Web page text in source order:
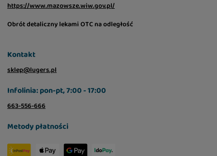
https://www.mazowsze.wiw.gov.pl/
Obrót detaliczny lekami OTC na odległość
Kontakt
sklep@lugers.pl
Infolinia: pon-pt, 7:00 - 17:00
663-556-666
Metody płatności